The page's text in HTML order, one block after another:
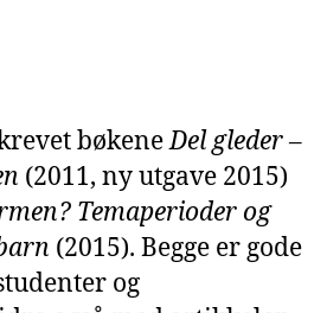
bøkeneDel gleder –
(2011, ny utgave 2015)
Temaperioder og
(2015). Begge er gode
og